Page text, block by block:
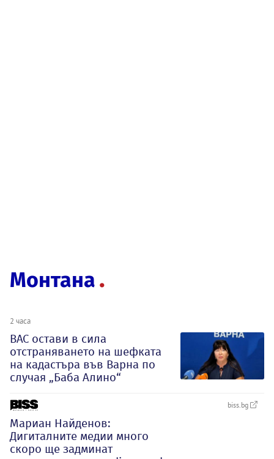
Монтана
2 часа
ВАС остави в сила
отстраняването на шефката
на кадастъра във Варна по
случая „Баба Алино“
biss.bg
Мариан Найденов:
Дигиталните медии много
скоро ще задминат